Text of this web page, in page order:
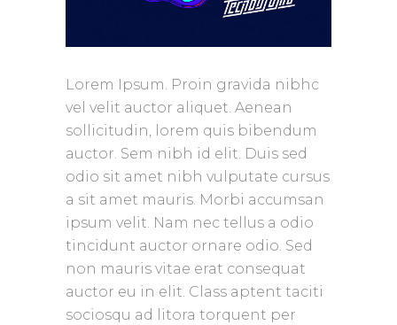
Lorem Ipsum. Proin gravida nibhc
vel velit auctor aliquet. Aenean
sollicitudin, lorem quis bibendum
auctor. Sem nibh id elit. Duis sed
odio sit amet nibh vulputate cursus
a sit amet mauris. Morbi accumsan
ipsum velit. Nam nec tellus a odio
tincidunt auctor ornare odio. Sed
non mauris vitae erat consequat
auctor eu in elit. Class aptent taciti
sociosqu ad litora torquent per